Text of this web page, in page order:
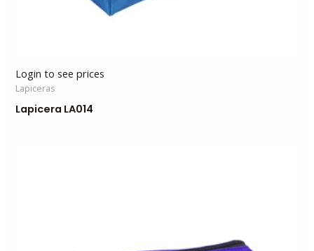
Login to see prices
Lapiceras
Lapicera LA014